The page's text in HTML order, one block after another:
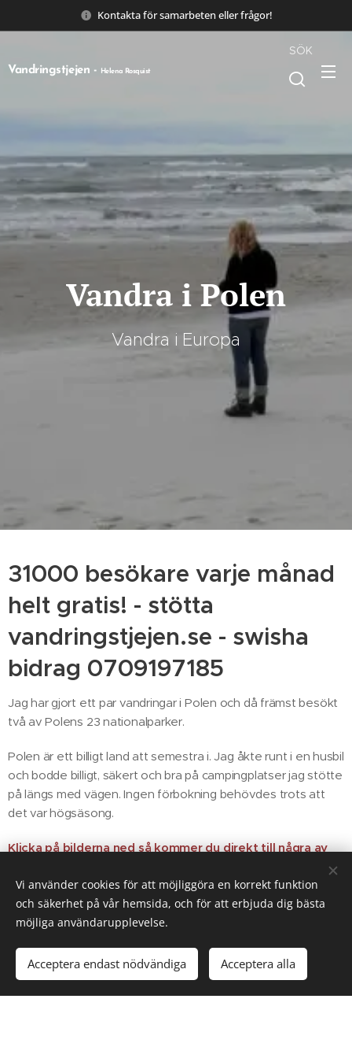
Kontakta för samarbeten eller frågor!
Vandringstjejen - Helena Rosquist
SÖK
Vandra i Polen
Vandra i Europa
31000 besökare varje månad
helt gratis! - stötta
vandringstjejen.se - swisha
bidrag 0709197185
Jag har gjort ett par vandringar i Polen och då främst besökt
två av Polens 23 nationalparker.
Polen är ett billigt land att semestra i. Jag åkte runt i en husbil
och bodde billigt, säkert och bra på campingplatser jag stötte
på längs med vägen. Ingen förbokning behövdes trots att
det var högsäsong.
Klicka på bilderna ned så kommer du direkt till några av
mina vandringar i Polen eller så hittar du alla under fliken
Vandra i Europa / Vandra i Polen
Nationalparken
Slowinski Park
Wolinski
Vi använder cookies för att möjliggöra en korrekt funktion
och säkerhet på vår hemsida, och för att erbjuda dig bästa
möjliga användarupplevelse.
Acceptera endast nödvändiga Acceptera alla